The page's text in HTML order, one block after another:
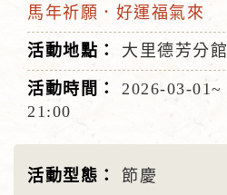
馬年祈願．好運福氣來
大里德芳分館
2026-03-01~
21:00
節慶